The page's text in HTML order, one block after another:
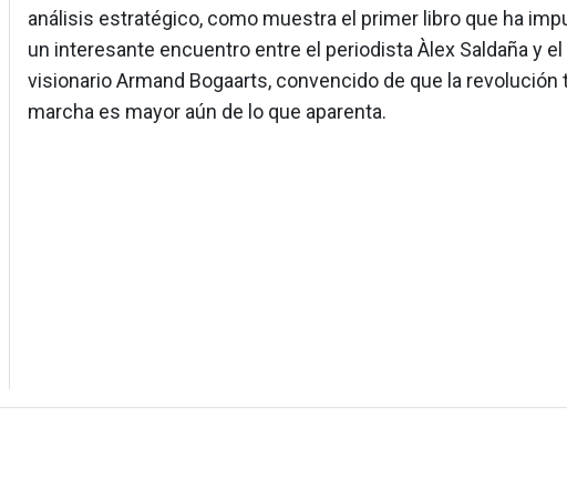
análisis estratégico, como muestra el primer libro que ha
un interesante encuentro entre el periodista Àlex Saldaña y
visionario Armand Bogaarts, convencido de que la revolución
marcha es mayor aún de lo que aparenta.